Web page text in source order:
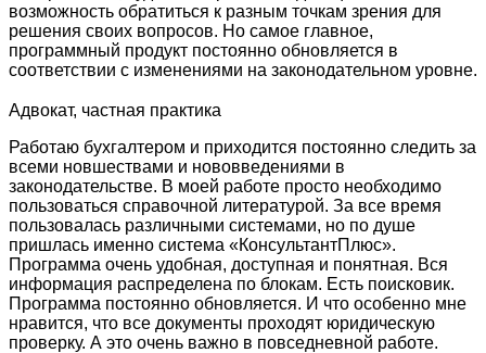
возможность обратиться к разным точкам зрения для
решения своих вопросов. Но самое главное,
программный продукт постоянно обновляется в
соответствии с изменениями на законодательном уровне.
Адвокат, частная практика
Работаю бухгалтером и приходится постоянно следить за
всеми новшествами и нововведениями в
законодательстве. В моей работе просто необходимо
пользоваться справочной литературой. За все время
пользовалась различными системами, но по душе
пришлась именно система «КонсультантПлюс».
Программа очень удобная, доступная и понятная. Вся
информация распределена по блокам. Есть поисковик.
Программа постоянно обновляется. И что особенно мне
нравится, что все документы проходят юридическую
проверку. А это очень важно в повседневной работе.